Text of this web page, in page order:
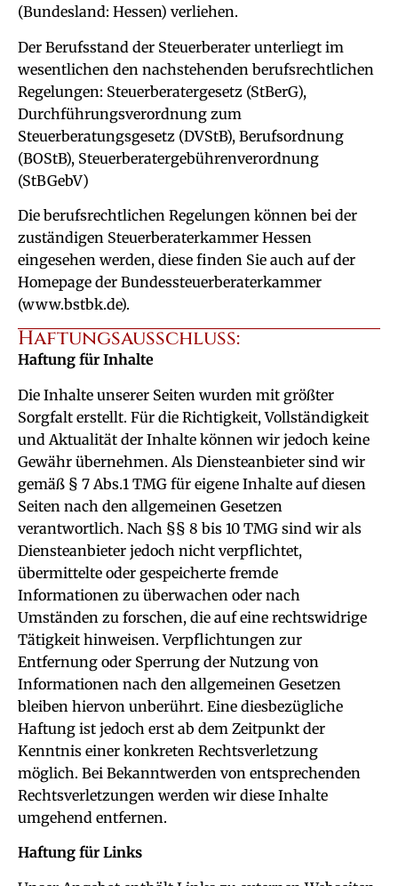
(Bundesland: Hessen) verliehen.
Der Berufsstand der Steuerberater unterliegt im
wesentlichen den nachstehenden berufsrechtlichen
Regelungen: Steuerberatergesetz (StBerG),
Durchführungsverordnung zum
Steuerberatungsgesetz (DVStB), Berufsordnung
(BOStB), Steuerberatergebührenverordnung
(StBGebV)
Die berufsrechtlichen Regelungen können bei der
zuständigen Steuerberaterkammer Hessen
eingesehen werden, diese finden Sie auch auf der
Homepage der Bundessteuerberaterkammer
(www.bstbk.de).
Haftungsausschluss:
Haftung für Inhalte
Die Inhalte unserer Seiten wurden mit größter
Sorgfalt erstellt. Für die Richtigkeit, Vollständigkeit
und Aktualität der Inhalte können wir jedoch keine
Gewähr übernehmen. Als Diensteanbieter sind wir
gemäß § 7 Abs.1 TMG für eigene Inhalte auf diesen
Seiten nach den allgemeinen Gesetzen
verantwortlich. Nach §§ 8 bis 10 TMG sind wir als
Diensteanbieter jedoch nicht verpflichtet,
übermittelte oder gespeicherte fremde
Informationen zu überwachen oder nach
Umständen zu forschen, die auf eine rechtswidrige
Tätigkeit hinweisen. Verpflichtungen zur
Entfernung oder Sperrung der Nutzung von
Informationen nach den allgemeinen Gesetzen
bleiben hiervon unberührt. Eine diesbezügliche
Haftung ist jedoch erst ab dem Zeitpunkt der
Kenntnis einer konkreten Rechtsverletzung
möglich. Bei Bekanntwerden von entsprechenden
Rechtsverletzungen werden wir diese Inhalte
umgehend entfernen.
Haftung für Links